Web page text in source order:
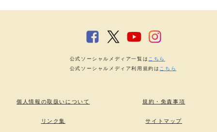
個人情報の取扱いについて 規約・免責事項
リンク集 サイトマップ
公式ソーシャルメディア一覧は こちら
公式ソーシャルメディア利用規約は こちら